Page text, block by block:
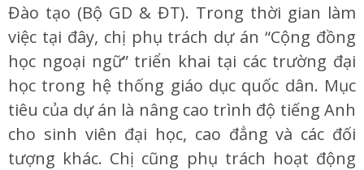
Đào tạo (Bộ GD & ĐT). Trong thời gian làm
việc tại đây, chị phụ trách dự án “Cộng đồng
học ngoại ngữ” triển khai tại các trường đại
học trong hệ thống giáo dục quốc dân. Mục
tiêu của dự án là nâng cao trình độ tiếng Anh
cho sinh viên đại học, cao đẳng và các đối
tượng khác. Chị cũng phụ trách hoạt động